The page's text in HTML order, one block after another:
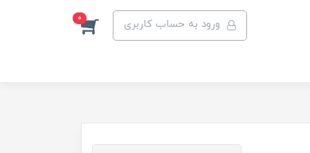
ورود به حساب کاربری 0